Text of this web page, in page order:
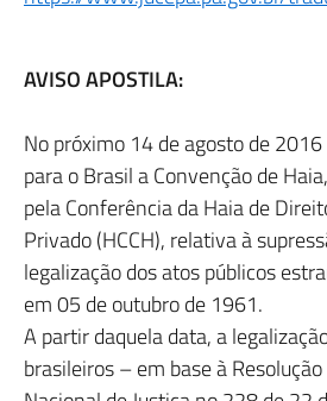
AVISO APOSTILA:
No próximo 14 de agosto de
para o Brasil a Convenção de
pela Conferência da Haia de
Privado (HCCH), relativa à
legalização dos atos públicos
em 05 de outubro de 1961.
A partir daquela data, a
brasileiros – em base à